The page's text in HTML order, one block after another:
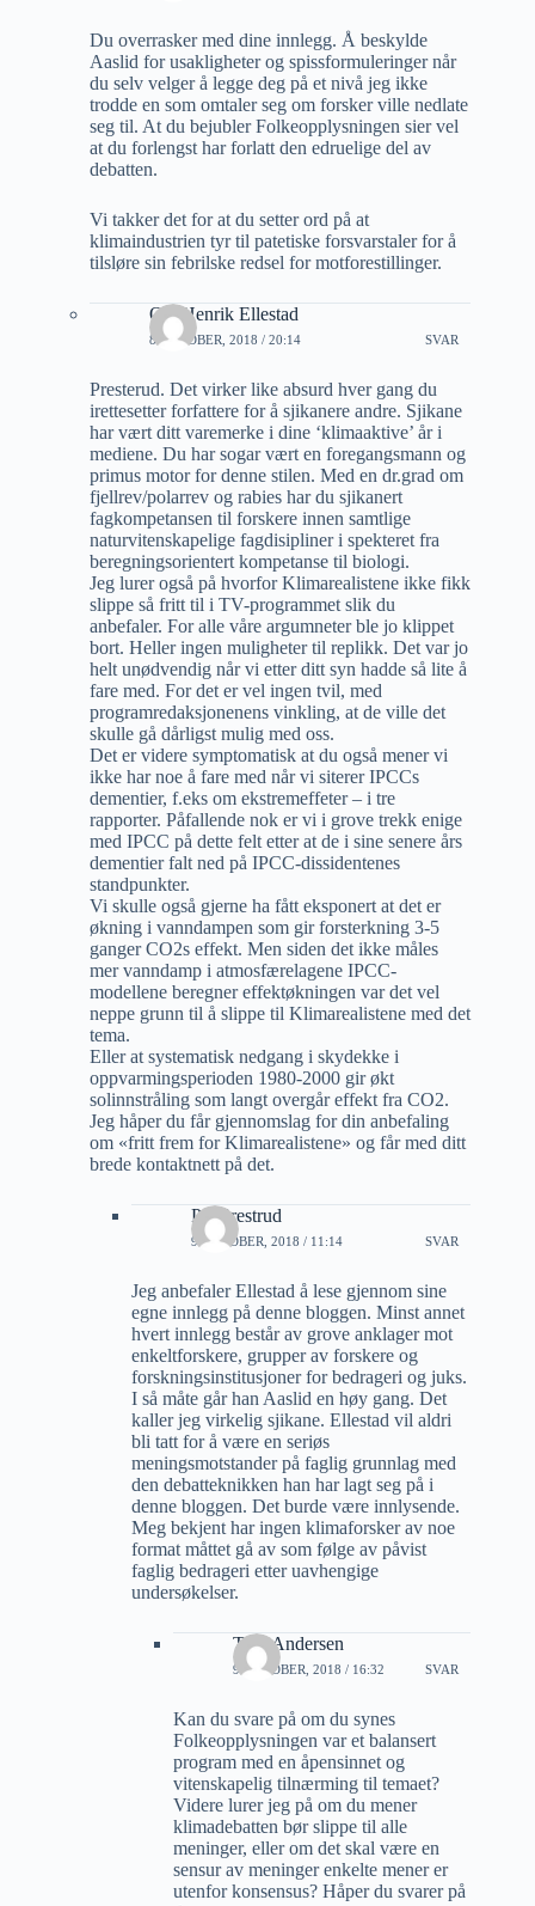
Du overrasker med dine innlegg. Å beskylde
Aaslid for usakligheter og spissformuleringer når
du selv velger å legge deg på et nivå jeg ikke
trodde en som omtaler seg om forsker ville nedlate
seg til. At du bejubler Folkeopplysningen sier vel
at du forlengst har forlatt den edruelige del av
debatten.
Vi takker det for at du setter ord på at
klimaindustrien tyr til patetiske forsvarstaler for å
tilsløre sin febrilske redsel for motforestillinger.
Ole Henrik Ellestad
8 OKTOBER, 2018 / 20:14 SVAR
Presterud. Det virker like absurd hver gang du
irettesetter forfattere for å sjikanere andre. Sjikane
har vært ditt varemerke i dine ‘klimaaktive’ år i
mediene. Du har sogar vært en foregangsmann og
primus motor for denne stilen. Med en dr.grad om
fjellrev/polarrev og rabies har du sjikanert
fagkompetansen til forskere innen samtlige
naturvitenskapelige fagdisipliner i spekteret fra
beregningsorientert kompetanse til biologi.
Jeg lurer også på hvorfor Klimarealistene ikke fikk
slippe så fritt til i TV-programmet slik du
anbefaler. For alle våre argumneter ble jo klippet
bort. Heller ingen muligheter til replikk. Det var jo
helt unødvendig når vi etter ditt syn hadde så lite å
fare med. For det er vel ingen tvil, med
programredaksjonenens vinkling, at de ville det
skulle gå dårligst mulig med oss.
Det er videre symptomatisk at du også mener vi
ikke har noe å fare med når vi siterer IPCCs
dementier, f.eks om ekstremeffeter – i tre
rapporter. Påfallende nok er vi i grove trekk enige
med IPCC på dette felt etter at de i sine senere års
dementier falt ned på IPCC-dissidentenes
standpunkter.
Vi skulle også gjerne ha fått eksponert at det er
økning i vanndampen som gir forsterkning 3-5
ganger CO2s effekt. Men siden det ikke måles
mer vanndamp i atmosfærelagene IPCC-
modellene beregner effektøkningen var det vel
neppe grunn til å slippe til Klimarealistene med det
tema.
Eller at systematisk nedgang i skydekke i
oppvarmingsperioden 1980-2000 gir økt
solinnstråling som langt overgår effekt fra CO2.
Jeg håper du får gjennomslag for din anbefaling
om «fritt frem for Klimarealistene» og får med ditt
brede kontaktnett på det.
Pål Prestrud
9 OKTOBER, 2018 / 11:14 SVAR
Jeg anbefaler Ellestad å lese gjennom sine
egne innlegg på denne bloggen. Minst annet
hvert innlegg består av grove anklager mot
enkeltforskere, grupper av forskere og
forskningsinstitusjoner for bedrageri og juks.
I så måte går han Aaslid en høy gang. Det
kaller jeg virkelig sjikane. Ellestad vil aldri
bli tatt for å være en seriøs
meningsmotstander på faglig grunnlag med
den debatteknikken han har lagt seg på i
denne bloggen. Det burde være innlysende.
Meg bekjent har ingen klimaforsker av noe
format måttet gå av som følge av påvist
faglig bedrageri etter uavhengige
undersøkelser.
Tore Andersen
9 OKTOBER, 2018 / 16:32 SVAR
Kan du svare på om du synes
Folkeopplysningen var et balansert
program med en åpensinnet og
vitenskapelig tilnærming til temaet?
Videre lurer jeg på om du mener
klimadebatten bør slippe til alle
meninger, eller om det skal være en
sensur av meninger enkelte mener er
utenfor konsensus? Håper du svarer på